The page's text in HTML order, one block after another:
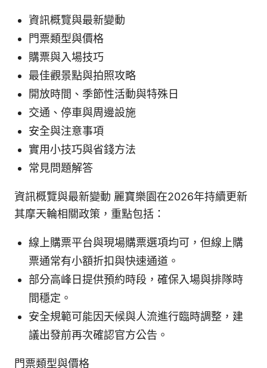
資訊概覽與最新變動
門票類型與價格
購票與入場技巧
最佳觀景點與拍照攻略
開放時間、季節性活動與特殊日
交通、停車與周邊設施
安全與注意事項
實用小技巧與省錢方法
常見問題解答
資訊概覽與最新變動 麗寶樂園在2026年持續更新
其摩天輪相關政策，重點包括：
線上購票平台與現場購票選項均可，但線上購
票通常有小額折扣與快速通道。
部分高峰日提供預約時段，確保入場與排隊時
間穩定。
安全規範可能因天候與人流進行臨時調整，建
議出發前再次確認官方公告。
門票類型與價格